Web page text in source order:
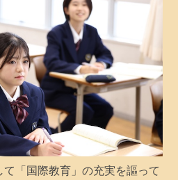
て「国際教育」の充実を謳って